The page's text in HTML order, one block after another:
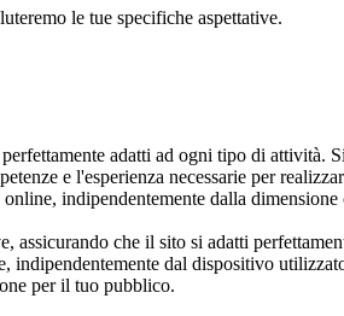
le tue specifiche aspettative.
adatti ad ogni tipo di
e l'esperienza necessarie per
indipendentemente dalla dimensione
assicurando che il sito si adatti
indipendentemente dal dispositivo
per il tuo pubblico.